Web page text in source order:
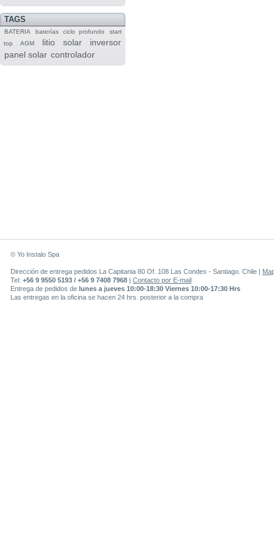
TAGS
BATERIA baterías ciclo profundo
start
top
AGM litio solar
inversor
panel solar controlador
© Yo Instalo Spa
Dirección de entrega pedidos La Capitania 80 Of. 108 Las Condes - Santiago. Chile |
Tel: +56 9 9550 5193 / +56 9 7408 7968 | Contacto por E-mail
Entrega de pedidos de lunes a jueves 10:00-18:30 Viernes 10:00-17:30 Hrs
Las entregas en la oficina se hacen 24 hrs. posterior a la compra